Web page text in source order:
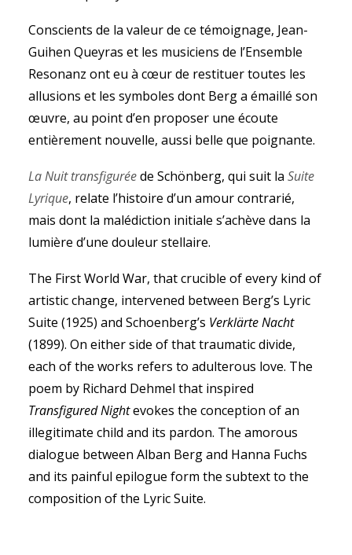
&
Conscients de la valeur de ce témoignage, Jean-
Guihen Queyras et les musiciens de l’Ensemble
Resonanz ont eu à cœur de restituer toutes les
allusions et les symboles dont Berg a émaillé son
œuvre, au point d’en proposer une écoute
entièrement nouvelle, aussi belle que poignante.
La Nuit transfiguréede Schönberg, qui suit la Suite
Lyrique, relate l’histoire d’un amour contrarié,
mais dont la malédiction initiale s’achève dans la
lumière d’une douleur stellaire.
The First World War, that crucible of every kind of
artistic change, intervened between Berg’s Lyric
Suite (1925) and Schoenberg’s Verklärte Nacht
(1899). On either side of that traumatic divide,
each of the works refers to adulterous love. The
poem by Richard Dehmel that inspired
Transfigured Nightevokes the conception of an
illegitimate child and its pardon. The amorous
dialogue between Alban Berg and Hanna Fuchs
and its painful epilogue form the subtext to the
composition of the Lyric Suite.